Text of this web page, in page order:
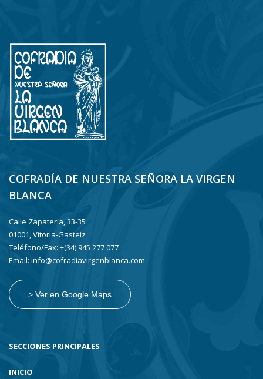
COFRADÍA DE NUESTRA SEÑORA LA VIRGEN
BLANCA
Calle Zapatería, 33-35
01001, Vitoria-Gasteiz
Teléfono/Fax: +(34) 945 277 077
Email: info@cofradiavirgenblanca.com
> Ver en Google Maps
SECCIONES PRINCIPALES
INICIO